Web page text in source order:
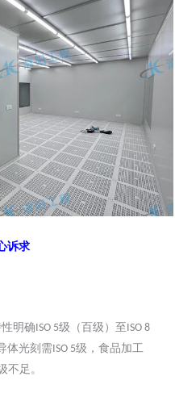
诉求
明确ISO 5级（百级）至ISO 8
体光刻需ISO 5级，食品加工
不足。